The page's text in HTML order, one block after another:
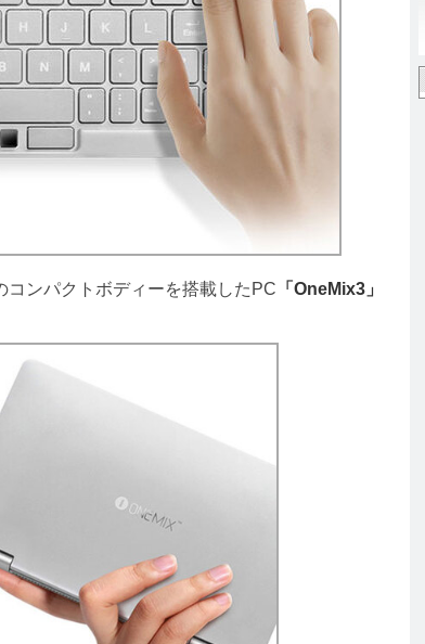
コンパクトボディーを搭載したPC 「OneMix3」